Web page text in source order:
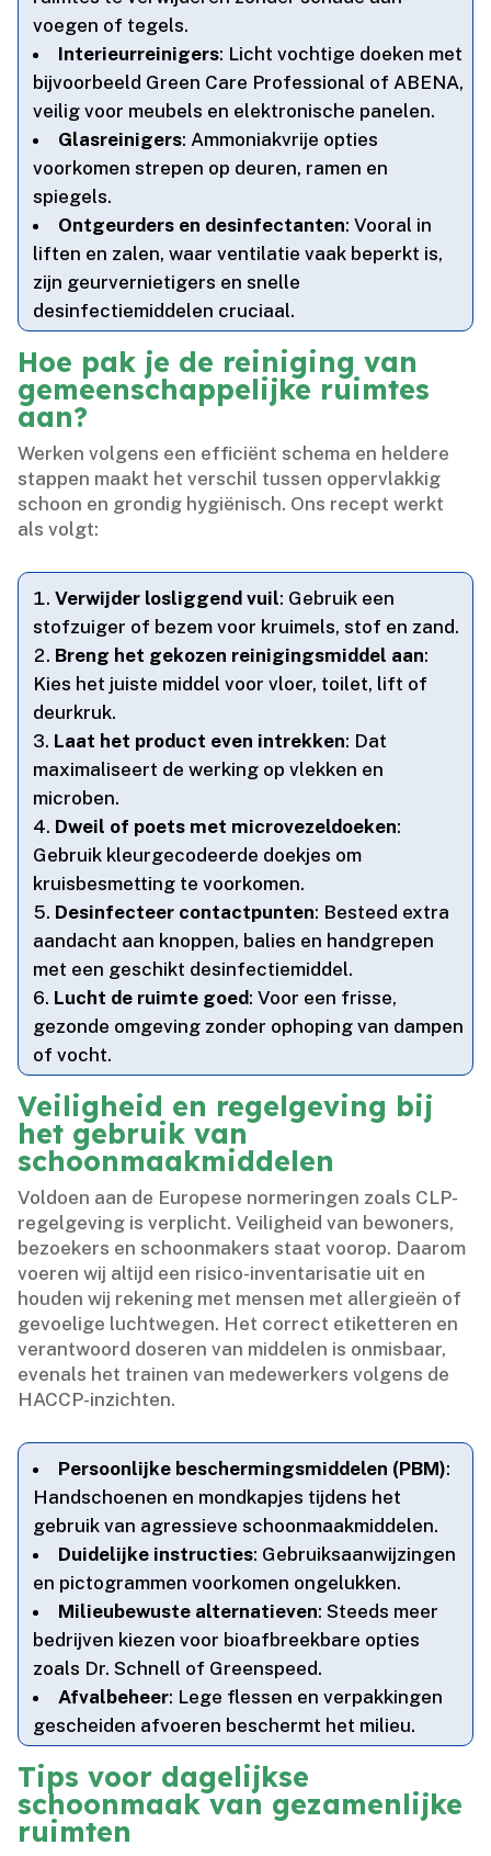
voegen of tegels.​
Interieurreinigers: Licht vochtige doeken met
bijvoorbeeld Green Care Professional of ABENA,
veilig voor meubels en elektronische panelen.​
Glasreinigers: Ammoniakvrije opties
voorkomen strepen op deuren, ramen en
spiegels.​
Ontgeurders en desinfectanten: Vooral in
liften en zalen, waar ventilatie vaak beperkt is,
zijn geurvernietigers en snelle
desinfectiemiddelen cruciaal.​
Hoe pak je de reiniging van
gemeenschappelijke ruimtes
aan?
Werken volgens een efficiënt schema en heldere
stappen maakt het verschil tussen oppervlakkig
schoon en grondig hygiënisch.​ Ons recept werkt
als volgt:
Verwijder losliggend vuil: Gebruik een
stofzuiger of bezem voor kruimels, stof en zand.​
Breng het gekozen reinigingsmiddel aan:
Kies het juiste middel voor vloer, toilet, lift of
deurkruk.​
Laat het product even intrekken: Dat
maximaliseert de werking op vlekken en
microben.​
Dweil of poets met microvezeldoeken:
Gebruik kleurgecodeerde doekjes om
kruisbesmetting te voorkomen.​
Desinfecteer contactpunten: Besteed extra
aandacht aan knoppen, balies en handgrepen
met een geschikt desinfectiemiddel.​
Lucht de ruimte goed: Voor een frisse,
gezonde omgeving zonder ophoping van dampen
of vocht.​
Veiligheid en regelgeving bij
het gebruik van
schoonmaakmiddelen
Voldoen aan de Europese normeringen zoals CLP-
regelgeving is verplicht.​ Veiligheid van bewoners,
bezoekers en schoonmakers staat voorop.​ Daarom
voeren wij altijd een risico-inventarisatie uit en
houden wij rekening met mensen met allergieën of
gevoelige luchtwegen.​ Het correct etiketteren en
verantwoord doseren van middelen is onmisbaar,
evenals het trainen van medewerkers volgens de
HACCP-inzichten.​
Persoonlijke beschermingsmiddelen (PBM):
Handschoenen en mondkapjes tijdens het
gebruik van agressieve schoonmaakmiddelen.​
Duidelijke instructies: Gebruiksaanwijzingen
en pictogrammen voorkomen ongelukken.​
Milieubewuste alternatieven: Steeds meer
bedrijven kiezen voor bioafbreekbare opties
zoals Dr.​ Schnell of Greenspeed.​
Afvalbeheer: Lege flessen en verpakkingen
gescheiden afvoeren beschermt het milieu.​
Tips voor dagelijkse
schoonmaak van gezamenlijke
ruimten